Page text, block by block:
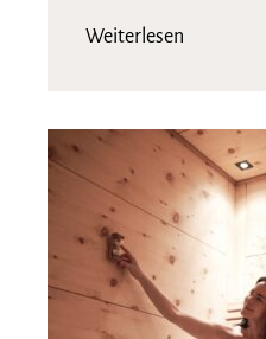
Weiterlesen